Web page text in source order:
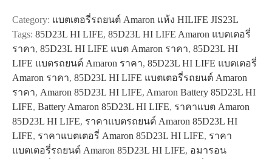
HI
LIFE
quantity
Category: แบตเตอรี่รถยนต์ Amaron แห้ง HILIFE JIS23L
Tags: 85D23L HI LIFE, 85D23L HI LIFE Amaron แบตเตอรี่
ราคา, 85D23L HI LIFE แบต Amaron ราคา, 85D23L HI
LIFE แบตรถยนต์ Amaron ราคา, 85D23L HI LIFE แบตเตอรี่
Amaron ราคา, 85D23L HI LIFE แบตเตอรี่รถยนต์ Amaron
ราคา, Amaron 85D23L HI LIFE, Amaron Battery 85D23L HI
LIFE, Battery Amaron 85D23L HI LIFE, ราคาแบต Amaron
85D23L HI LIFE, ราคาแบตรถยนต์ Amaron 85D23L HI
LIFE, ราคาแบตเตอรี่ Amaron 85D23L HI LIFE, ราคา
แบตเตอรี่รถยนต์ Amaron 85D23L HI LIFE, อมารอน